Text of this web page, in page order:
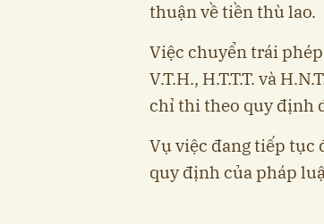
thuận về tiền thù lao.
Việc chuyển trái
V.T.H., H.T.T.T. và
chỉ thi theo quy định
Vụ việc đang tiếp tục
quy định của pháp